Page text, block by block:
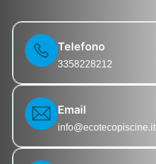
Telefono
3358228212
Email
info@ecotecopiscine.it